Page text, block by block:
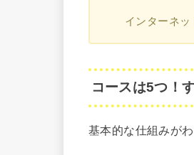
インターネッ
コースは5つ！
基本的な仕組みが